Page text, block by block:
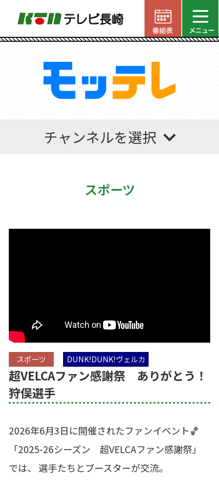
チャンネルを選択
スポーツ
スポーツ DUNK!DUNK!ヴェルカ
超VELCAファン感謝祭 ありがとう！
狩俣選手
2026年6月3日に開催されたファンイベント🏀
「2025-26シーズン 超VELCAファン感謝祭」
では、 選手たちとブースターが交流。